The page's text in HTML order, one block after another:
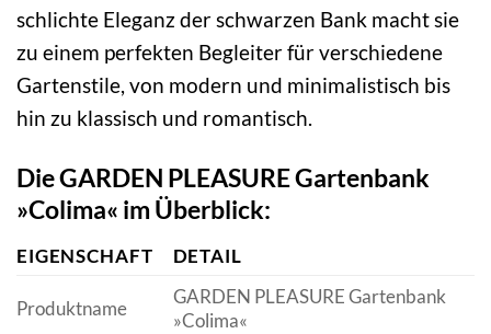
schlichte Eleganz der schwarzen Bank macht sie
zu einem perfekten Begleiter für verschiedene
Gartenstile, von modern und minimalistisch bis
hin zu klassisch und romantisch.
Die GARDEN PLEASURE Gartenbank
»Colima« im Überblick:
EIGENSCHAFT DETAIL
Produktname
GARDEN PLEASURE Gartenbank
»Colima«